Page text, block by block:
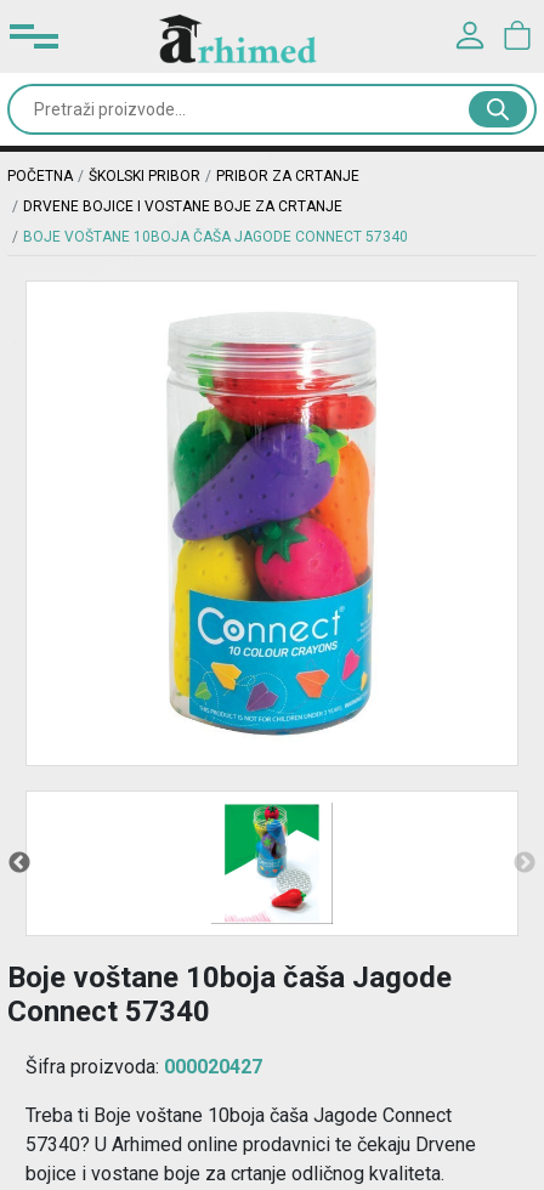
Kancelarijski
materijal
Školski
pribor
korisnika
nama
Korisničko ime*
Lozinka*
PRIJAVA
Registracija | Zaboravljena lozinka?
POČETNA ŠKOLSKI PRIBOR
PRIBOR ZA CRTANJE
DRVENE BOJICE I VOSTANE BOJE ZA CRTANJE
BOJE VOŠTANE 10BOJA ČAŠA JAGODE CONNECT 57340
Boje voštane 10boja čaša Jagode
Connect 57340
Šifra proizvoda: 000020427
Treba ti Boje voštane 10boja čaša Jagode Connect
57340? U Arhimed online prodavnici te čekaju Drvene
bojice i vostane boje za crtanje odličnog kvaliteta.